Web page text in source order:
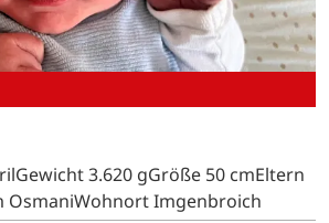
3.620 gGröße 50 cmEltern
OsmaniWohnort Imgenbroich